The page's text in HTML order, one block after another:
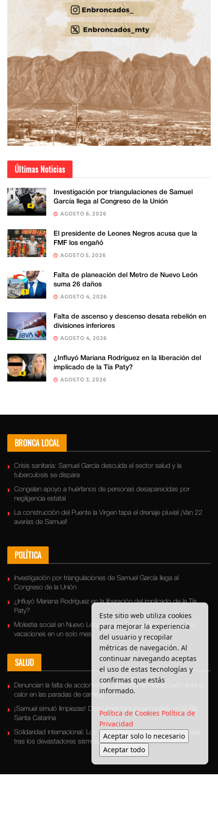
Últimas Noticias
Investigación por triangulaciones de Samuel
García llega al Congreso de la Unión
AGOSTO 6, 2026
El presidente de Leones Negros acusa que la
FMF los engañó
AGOSTO 5, 2026
Falta de planeación del Metro de Nuevo León
suma 26 daños
AGOSTO 4, 2026
Falta de ascenso y descenso desata rebelión en
divisiones inferiores
AGOSTO 4, 2026
¿Influyó Mariana Rodríguez en la liberación del
implicado de la Tía Paty?
AGOSTO 3, 2026
BRONCA LOCAL
Crisis sanitaria: Samuel García descuida el sector salud y la
tuberculosis se dispara
Congelan apoyo a huérfanos de personas desaparecidas por
negligencia estatal
La construcción del Puente la Virgen tapa el drenaje pluvial ¡Van 22
averías de Samuel!
POLÍTICA
Investigación por triangulaciones de Samuel García llega al
Congreso de la Unión
¿Influyó Mariana Rodríguez en la liberación del implicado de la Tía
Paty?
Molestia social en Nuevo León porque Samuel García suma dos
vacaciones en un solo mes
SALUD
Denuncian la falta de acciones del Gobierno de Nuevo León ante el
calor en las paradas de camión
¡Samuel simuló limpiezas! Descubren basura escondida en el Río
Santa Catarina
Solidaridad internacional: Los Topos llevan esperanza a Venezuela
tras los devastadores sismos
Este sitio web utiliza cookies
para mejorar la experiencia
del usuario y recopilar
métricas de navegación. Al
continuar navegando aceptas
el uso de estas tecnologías y
confirmas que estás
informado.
Política de Cookies Política de
Privacidad
Aceptar solo lo necesario
Aceptar todo